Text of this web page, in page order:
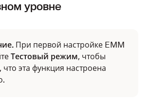
уровне
При первой настройке EMM
Тестовый режим, чтобы
что эта функция настроена